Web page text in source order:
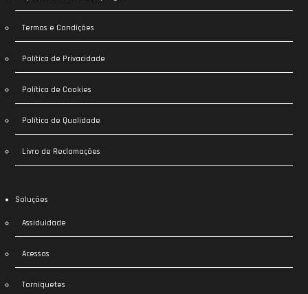
Termos e Condições
Política de Privacidade
Política de Cookies
Política de Qualidade
Livro de Reclamações
Soluções
Assiduidade
Acessos
Torniquetes